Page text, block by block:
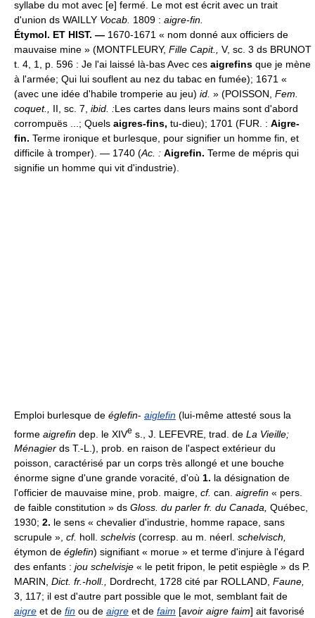
syllabe du mot avec [e] fermé. Le mot est écrit avec un trait
d'union ds WAILLY Vocab. 1809 : aigre-fin.
Étymol. ET HIST. — 1670-1671 « nom donné aux officiers de
mauvaise mine » (MONTFLEURY, Fille Capit.,
V, sc. 3 ds BRUNOT
t. 4, 1, p. 596 : Je l'ai laissé là-bas Avec ces aigrefins que je mène
à l'armée; Qui lui souflent au nez du tabac en fumée); 1671 «
(avec une idée d'habile tromperie au jeu) id. » (POISSON, Fem.
coquet.,
II, sc. 7, ibid. :Les cartes dans leurs mains sont d'abord
corrompuës ...; Quels aigres-fins, tu-dieu); 1701 (FUR. : Aigre-
fin. Terme ironique et burlesque, pour signifier un homme fin, et
difficile à tromper). — 1740 (Ac. : Aigrefin. Terme de mépris qui
signifie un homme qui vit d'industrie).
Emploi burlesque de églefin- aiglefin (lui-même attesté sous la
forme aigrefin dep. le XIVe s., J. LEFEVRE, trad. de La Vieille;
Ménagier ds T.-L.), prob. en raison de l'aspect extérieur du
poisson, caractérisé par un corps très allongé et une bouche
énorme signe d'une grande voracité, d'où 1. la désignation de
l'officier de mauvaise mine, prob. maigre, cf. can. aigrefin « pers.
de faible constitution » ds Gloss. du parler fr. du Canada, Québec,
1930; 2. le sens « chevalier d'industrie, homme rapace, sans
scrupule », cf. holl. schelvis (corresp. au m. néerl. schelvisch,
étymon de églefin) signifiant « morue » et terme d'injure à l'égard
des enfants : jou schelvisje « le petit fripon, le petit espiègle » ds P.
MARIN, Dict. fr.-holl., Dordrecht, 1728 cité par ROLLAND, Faune,
3, 117; il est d'autre part possible que le mot, semblant fait de
aigre et de fin ou de aigre et de faim [avoir aigre faim] ait favorisé